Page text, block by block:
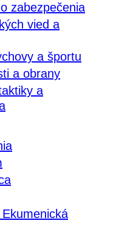
zabezpečenia
vied a
a športu
a obrany
a